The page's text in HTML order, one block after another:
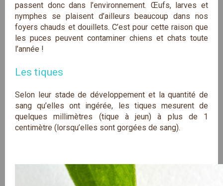
passent donc dans l’environnement. Œufs, larves et
nymphes se plaisent d’ailleurs beaucoup dans nos
foyers chauds et douillets. C’est pour cette raison que
les puces peuvent contaminer chiens et chats toute
l’année !
Les tiques
Selon leur stade de développement et la quantité de
sang qu’elles ont ingérée, les tiques mesurent de
quelques millimètres (tique à jeun) à plus de 1
centimètre (lorsqu’elles sont gorgées de sang).